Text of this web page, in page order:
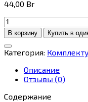
44,00 Br
Количество
товара
Крышка
верхняя
200л
(04)
В корзину Купить в
Категория:
Описание
Отзывы (0)
Содержание